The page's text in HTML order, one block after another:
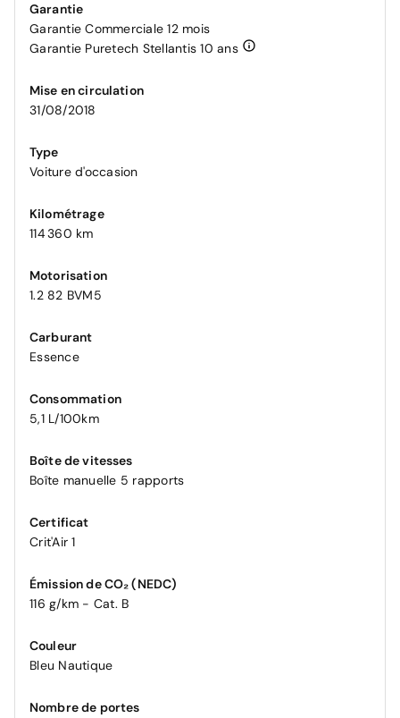
Garantie
Garantie Commerciale 12 mois
Garantie Puretech Stellantis 10 ans
Mise en circulation
31/08/2018
Type
Voiture d'occasion
Kilométrage
114 360 km
Motorisation
1.2 82 BVM5
Carburant
Essence
Consommation
5,1 L/100km
Boîte de vitesses
Boîte manuelle 5 rapports
Certificat
Crit'Air 1
Émission de CO₂ (NEDC)
116 g/km - Cat. B
Couleur
Bleu Nautique
Nombre de portes